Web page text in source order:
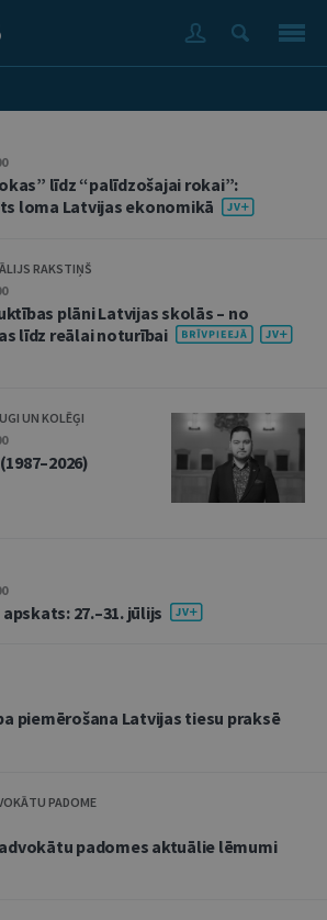
līdz “palīdzošajai rokai”:
loma Latvijas ekonomikā
RAKSTIŅŠ
plāni Latvijas skolās – no
līdz reālai noturībai
UN KOLĒĢI
27.–31. jūlijs
piemērošana Latvijas tiesu praksē
PADOME
padomes aktuālie lēmumi